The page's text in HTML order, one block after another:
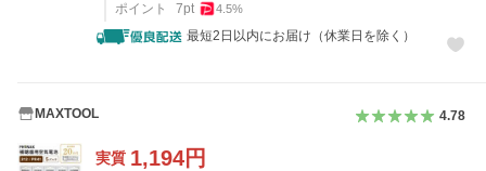
ポイント
7pt 4.5%
最短2日以内にお届け（休業日を除く）
MAXTOOL 4.78
実質 1,194円